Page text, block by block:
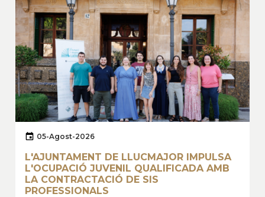
05-Agost-2026
L'AJUNTAMENT DE LLUCMAJOR IMPULSA
L'OCUPACIÓ JUVENIL QUALIFICADA AMB
LA CONTRACTACIÓ DE SIS
PROFESSIONALS